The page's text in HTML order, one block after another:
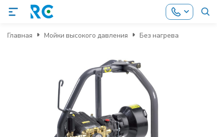
Главная Мойки высокого давления Без нагрева